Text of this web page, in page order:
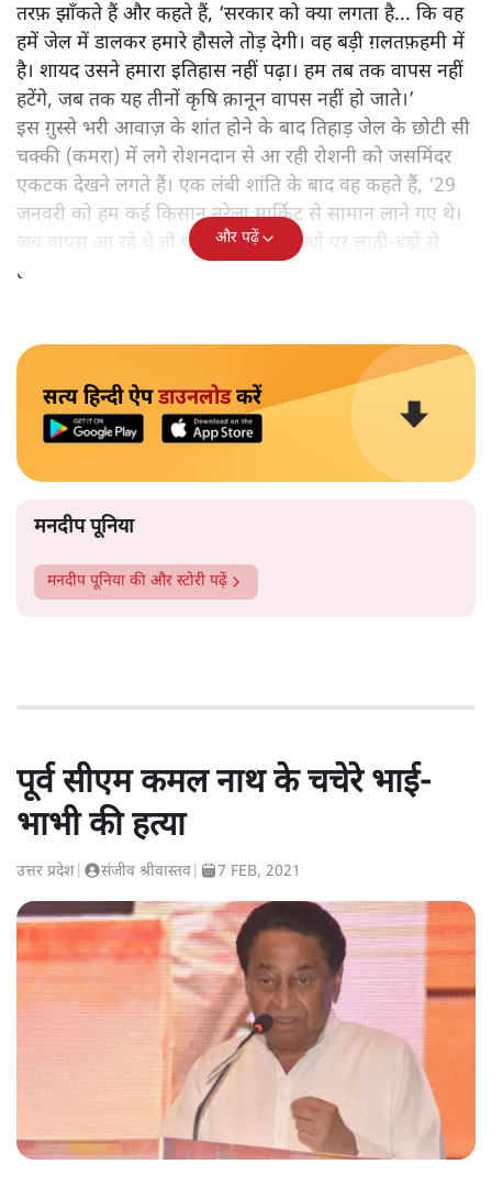
तरफ़ झाँकते हैं और कहते हैं, ‘सरकार को क्या लगता है... कि वह
हमें जेल में डालकर हमारे हौसले तोड़ देगी। वह बड़ी ग़लतफ़हमी में
है। शायद उसने हमारा इतिहास नहीं पढ़ा। हम तब तक वापस नहीं
हटेंगे, जब तक यह तीनों कृषि क़ानून वापस नहीं हो जाते।’
इस ग़ुस्से भरी आवाज़ के शांत होने के बाद तिहाड़ जेल के छोटी सी
चक्की (कमरा) में लगे रोशनदान से आ रही रोशनी को जसमिंदर
एकटक देखने लगते हैं। एक लंबी शांति के बाद वह कहते हैं, ‘29
जनवरी को हम कई किसान नरेला मार्किट से सामान लाने गए थे।
जब वापस आ रहे थे तो पुलिस ने हम निहत्थों पर लाठी-डंडों से
हमला कर दिया।’
और पढ़ें
सत्य हिन्दी ऐपडाउनलोडकरें
मनदीप पूनिया
मनदीप पूनिया की और स्टोरी पढ़ें
पूर्व सीएम कमल नाथ के चचेरे भाई-
भाभी की हत्या
उत्तर प्रदेश संजीव श्रीवास्तव 7 FEB, 2021